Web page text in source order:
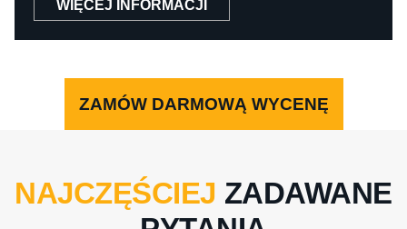
WIĘCEJ INFORMACJI
ZAMÓW DARMOWĄ WYCENĘ
NAJCZĘŚCIEJ ZADAWANE